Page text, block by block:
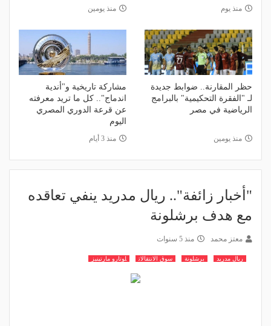
منذ يوم منذ يومين
حظر المقارنة.. ضوابط جديدة
لـ "الفقرة التحكيمية" بالبرامج
الرياضية في مصر
منذ يومين
مشاركة تاريخية و"أندية
اندماج".. كل ما تريد معرفته
عن قرعة الدوري المصري
اليوم
منذ 3 أيام
"أخبار زائفة".. ريال مدريد ينفي تعاقده
مع هدف برشلونة
معتز محمد منذ 5 سنوات
ريال مدريد برشلونة سوق الانتقالات لوتارو مارتينيز